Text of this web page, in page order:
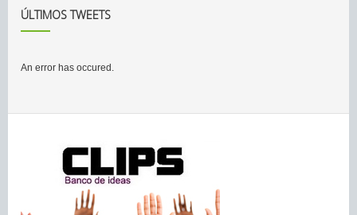
ÚLTIMOS TWEETS
An error has occured.